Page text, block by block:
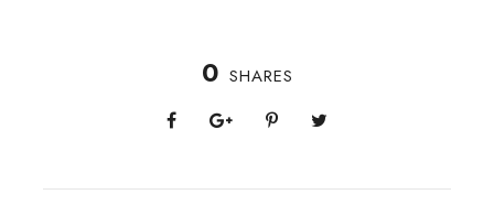
0 SHARES